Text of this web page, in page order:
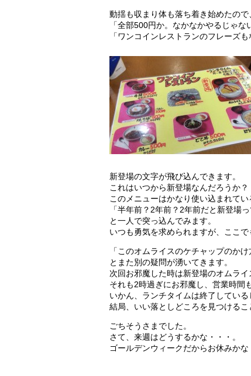
動揺も収まり体も落ち着き始めたので
「全部500円か。なかなかやるじゃ
「ワンコインレストランのフレーズも
新登場の文字が飛び込んできます。
これはいつから新登場なんだろうか？
このメニューはかなり使い込まれてい
「半年前？2年前？2年前だと新登場
と一人で突っ込んでみます。
いつも勇気を求められますが、ここ
「このオムライスのケチャップのか
とまた別の疑問が湧いてきます。
次回お邪魔した時は新登場のオムラ
それも2時過ぎにお邪魔し、営業時間
いかん、ランチタイムは終了している
結局、いい落としどころを見つける
ごちそうさまでした。
さて、来週はどうするかな・・・。
ゴールデンウィークだからお休みかな